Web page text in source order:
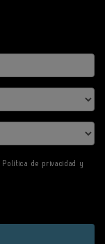
Política de privacidad y